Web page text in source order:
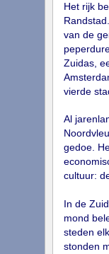
Het rijk
van de
Zuidas,
vierde
Al
gedoe.
cultuur:
In de
mond
steden
stonden